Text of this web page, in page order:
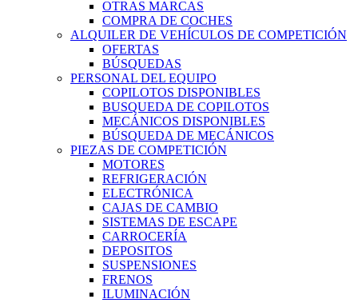
OTRAS MARCAS
COMPRA DE COCHES
ALQUILER DE VEHÍCULOS DE COMPETICIÓN
OFERTAS
BÚSQUEDAS
PERSONAL DEL EQUIPO
COPILOTOS DISPONIBLES
BUSQUEDA DE COPILOTOS
MECÁNICOS DISPONIBLES
BÚSQUEDA DE MECÁNICOS
PIEZAS DE COMPETICIÓN
MOTORES
REFRIGERACIÓN
ELECTRÓNICA
CAJAS DE CAMBIO
SISTEMAS DE ESCAPE
CARROCERÍA
DEPOSITOS
SUSPENSIONES
FRENOS
ILUMINACIÓN